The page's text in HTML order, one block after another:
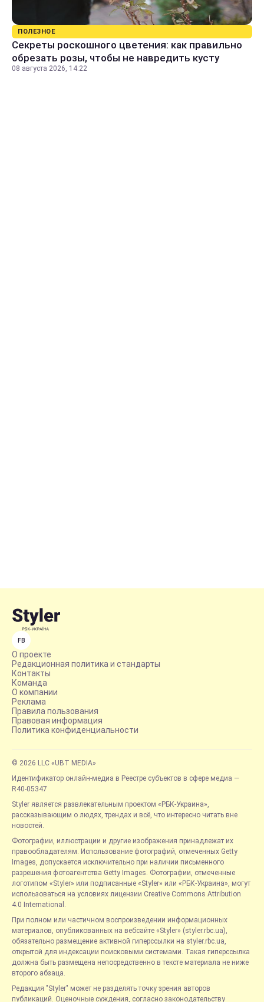
ПОЛЕЗНОЕ
Секреты роскошного цветения: как правильно
обрезать розы, чтобы не навредить кусту
08 августа 2026, 14:22
FB
О проекте
Редакционная политика и стандарты
Контакты
Команда
О компании
Реклама
Правила пользования
Правовая информация
Политика конфиденциальности
© 2026 LLC «UBT MEDIA»
Идентификатор онлайн-медиа в Реестре субъектов в сфере медиа —
R40-05347
Styler является развлекательным проектом «РБК-Украина»,
рассказывающим о людях, трендах и всё, что интересно читать вне
новостей.
Фотографии, иллюстрации и другие изображения принадлежат их
правообладателям. Использование фотографий, отмеченных Getty
Images, допускается исключительно при наличии письменного
разрешения фотоагентства Getty Images. Фотографии, отмеченные
логотипом «Styler» или подписанные «Styler» или «РБК-Украина», могут
использоваться на условиях лицензии Creative Commons Attribution
4.0 International.
При полном или частичном воспроизведении информационных
материалов, опубликованных на вебсайте «Styler» (styler.rbc.ua),
обязательно размещение активной гиперссылки на styler.rbc.ua,
открытой для индексации поисковыми системами. Такая гиперссылка
должна быть размещена непосредственно в тексте материала не ниже
второго абзаца.
Редакция "Styler" может не разделять точку зрения авторов
публикаций. Оценочные суждения, согласно законодательству